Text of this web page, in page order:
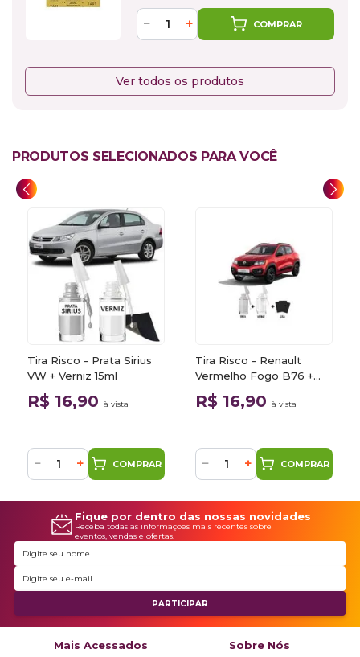
− + COMPRAR
Ver todos os produtos
PRODUTOS SELECIONADOS PARA VOCÊ
Tira Risco - Prata Sirius
VW + Verniz 15ml
R$ 16,90 à vista
− + COMPRAR
Tira Risco - Renault
Vermelho Fogo B76 +
Verniz 15ml
R$ 16,90 à vista
− + COMPRAR
Fique por dentro das nossas novidades
Receba todas as informações mais recentes sobre
eventos, vendas e ofertas.
Mais Acessados Sobre Nós